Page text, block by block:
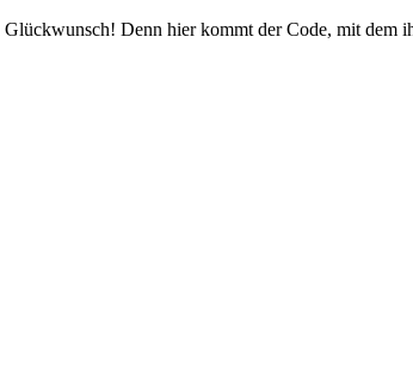
Denn hier kommt der Code, mit